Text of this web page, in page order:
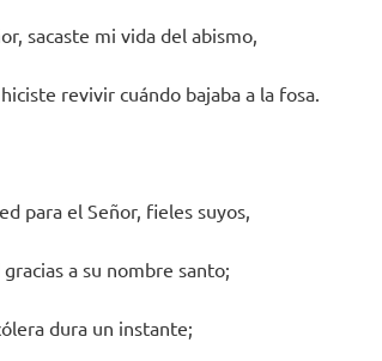
sacaste mi vida del abismo,
revivir cuándo bajaba a la fosa.
para el Señor, fieles suyos,
gracias a su nombre santo;
dura un instante;